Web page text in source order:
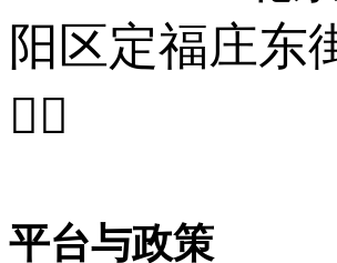
阳区定福庄东

平台与政策